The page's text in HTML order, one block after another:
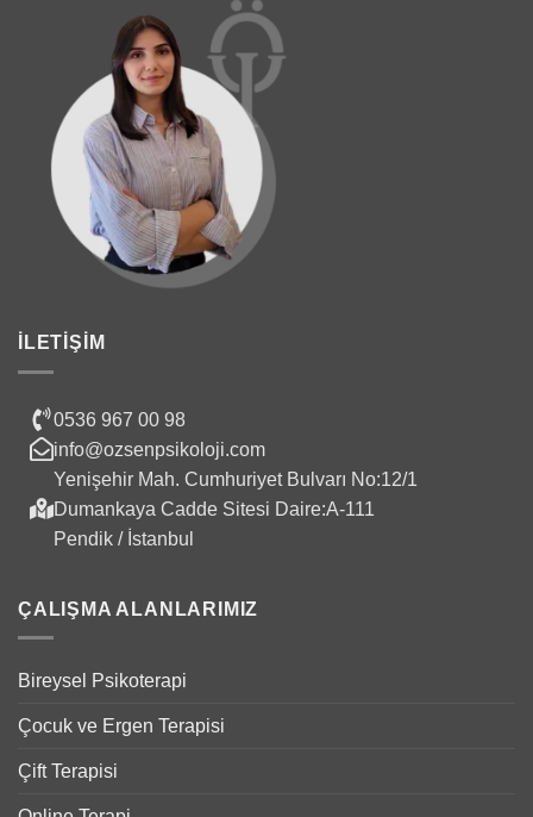
İLETIŞIM
0536 967 00 98
info@ozsenpsikoloji.com
Yenişehir Mah. Cumhuriyet Bulvarı No:12/1
Dumankaya Cadde Sitesi Daire:A-111
Pendik / İstanbul
ÇALIŞMA ALANLARIMIZ
Bireysel Psikoterapi
Çocuk ve Ergen Terapisi
Çift Terapisi